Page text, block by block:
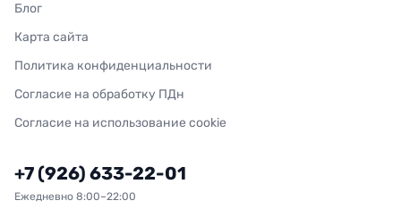
Блог
Карта сайта
Политика конфиденциальности
Согласие на обработку ПДн
Согласие на использование cookie
+7 (926) 633-22-01
Ежедневно 8:00–22:00